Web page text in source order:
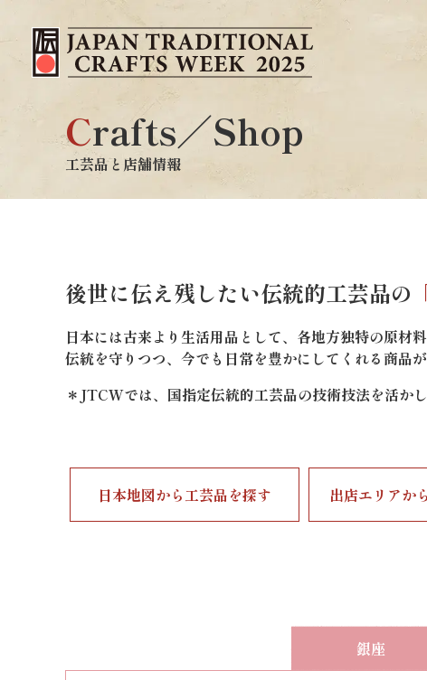
Crafts／Shop
工芸品と店舗情報
後世に伝え残したい伝統的工芸品の
日本には古来より生活用品として、各地方独特の原材
伝統を守りつつ、今でも日常を豊かにしてくれる商品が
＊JTCWでは、国指定伝統的工芸品の技術技法を活か
日本地図から工芸品を探す 出店エリアか
銀座